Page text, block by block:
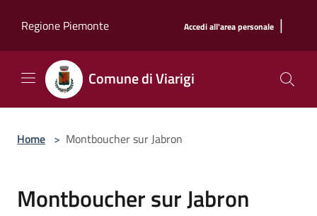
Regione Piemonte
Accedi all'area personale |
Comune di Viarigi
Home > Montboucher sur Jabron
Montboucher sur Jabron